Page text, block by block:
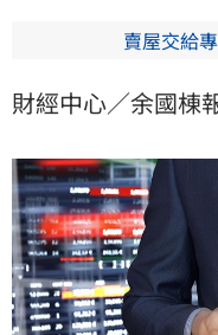
賣屋交給
財經中心／余國棟